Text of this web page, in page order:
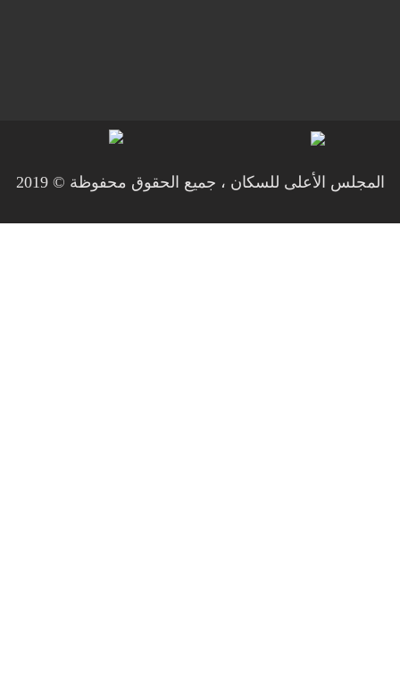
للسكان ، جميع الحقوق محفوظة © 2019